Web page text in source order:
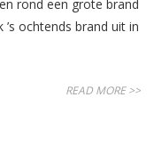
rond een grote brand
ochtends brand uit in
READ MORE >>